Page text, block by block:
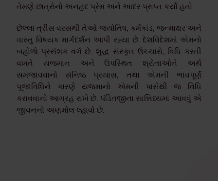
તેમણે છાત્રોનો અનહદ પ્રેમ અને આદર પ્રાપ્ત કર્યો હતો.
છેલ્લા ત્રીસ વરસથી તેઓ જ્યોતિષ, કર્મકાંડ, જન્માક્ષર અને
વાસ્તુ વિષયક માર્ગદર્શન આપી રહ્યા છે. દેશવિદેશમાં એમનો
બહોળો પ્રસંશક વર્ગ છે. શુદ્ધ સંસ્કૃત ઉચ્ચારો, વિધિ કરતી
વખતે યજમાન અને ઉપસ્થિત શ્રોતાઓને અર્થ
સમજાવવાનો સંનિષ્ઠ પ્રયાસ, તથા એમની ભાવપૂર્ણ
પૂજાવિધિને કારણે યજમાનો એમની પાસેથી જ વિધિ
કરાવવાનો આગ્રહ રાખે છે. પંડિતજીના સાન્નિધ્યમાં આવવું એ
જીવનનો અણમોલ લ્હાવો છે.